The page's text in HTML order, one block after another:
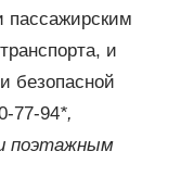
пассажирским
и
безопасной
77-94*,
поэтажным